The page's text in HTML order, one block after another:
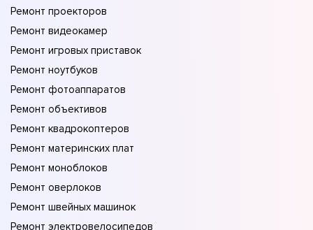
Ремонт проекторов
Ремонт видеокамер
Ремонт игровых приставок
Ремонт ноутбуков
Ремонт фотоаппаратов
Ремонт объективов
Ремонт квадрокоптеров
Ремонт материнских плат
Ремонт моноблоков
Ремонт оверлоков
Ремонт швейных машинок
Ремонт электровелосипедов